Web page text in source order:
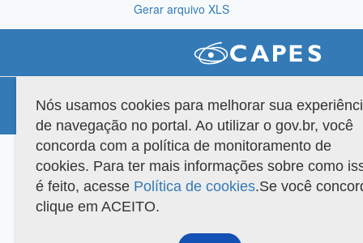
Gerar arquivo XLS
Versão do sistema: 3.88.9 Copyright 2022 Capes. Todos os direitos reservados.
Nós usamos cookies para melhorar sua
de navegação no portal. Ao utilizar o gov.br, você
concorda com a política de monitoramento de
cookies. Para ter mais informações sobre como
é feito, acesse Política de cookies.Se você
clique em ACEITO.